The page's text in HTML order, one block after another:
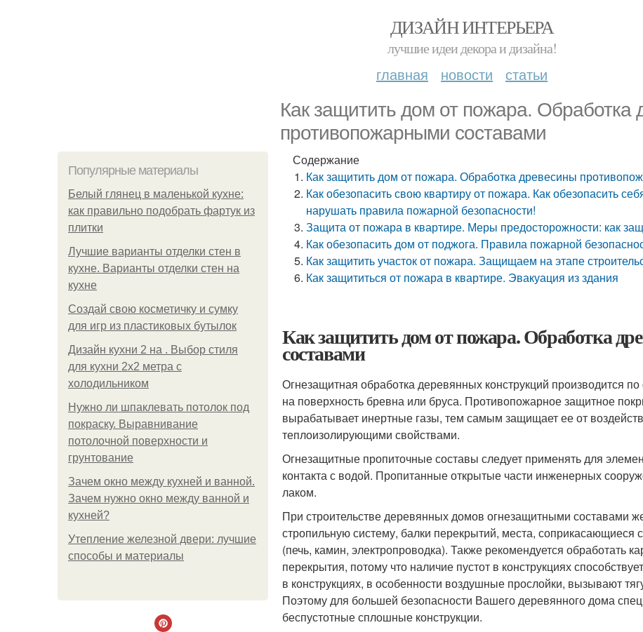
ДИЗАЙН ИНТЕРЬЕРА
лучшие идеи декора и дизайна!
главная новости статьи
Как защитить дом от пожара. Обработка
противопожарными составами
Популярные материалы
Белый глянец в маленькой кухне:
как правильно подобрать фартук из
плитки
Лучшие варианты отделки стен в
кухне. Варианты отделки стен на
кухне
Создай свою косметичку и сумку
для игр из пластиковых бутылок
Дизайн кухни 2 на . Выбор стиля
для кухни 2х2 метра с
холодильником
Нужно ли шпаклевать потолок под
покраску. Выравнивание
потолочной поверхности и
грунтование
Зачем окно между кухней и ванной.
Зачем нужно окно между ванной и
кухней?
Утепление железной двери: лучшие
способы и материалы
Содержание
Как защитить дом от пожара. Обработка древесины
Как обезопасить свою квартиру от пожара. Как обезопасить
нарушать правила пожарной безопасности!
Защита от пожара в квартире. Меры предосторожности: как
Как обезопасить дом от поджога. Правила пожарной
Как защитить участок от пожара. Защищаем на этапе
Как защититься от пожара в квартире. Эвакуация из здания
Как защитить дом от пожара. Обработка
составами
Огнезащитная обработка деревянных конструкций производится
на поверхность бревна или бруса. Противопожарное защитное
вырабатывает инертные газы, тем самым защищает ее от
теплоизолирующими свойствами.
Огнезащитные пропиточные составы следует применять для
контакта с водой. Пропитанные открытые части инженерных
лаком.
При строительстве деревянных домов огнезащитными составами
стропильную систему, балки перекрытий, места,
(печь, камин, электропроводка). Также рекомендуется обработать
перекрытия, потому что наличие пустот в конструкциях
в конструкциях, в особенности воздушные прослойки, вызывают
Поэтому для большей безопасности Вашего деревянного дома
беспустотные сплошные конструкции.